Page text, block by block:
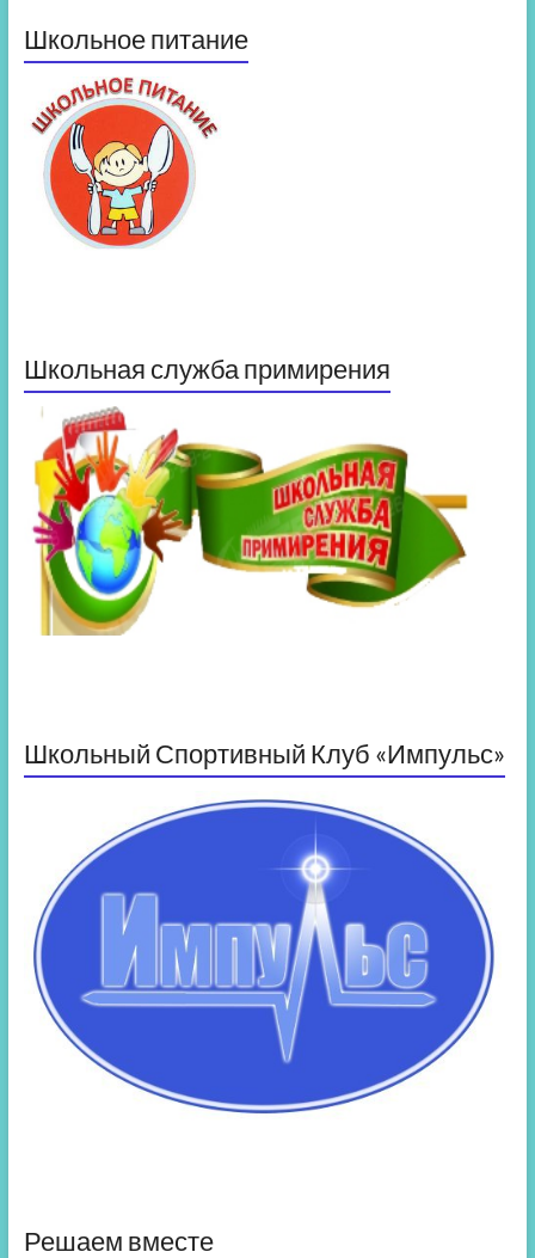
Школьное питание
Школьная служба примирения
Школьный Спортивный Клуб «Импульс»
Решаем вместе